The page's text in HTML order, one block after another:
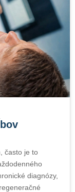
často je to
diagnózy,